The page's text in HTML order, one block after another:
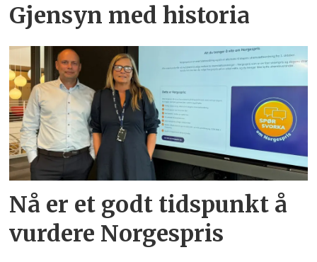
Gjensyn med historia
Nå er et godt tidspunkt å
vurdere Norgespris